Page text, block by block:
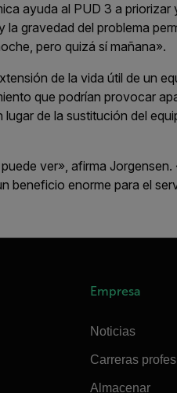
ayuda al PUD 3 a priorizar
gravedad del problema
pero quizá sí mañana».
de la vida útil de un
que podrían provocar
de la sustitución del
ver», afirma Jorgensen.
beneficio enorme para el
Empresa
Noticias
Carreras
Almacenar